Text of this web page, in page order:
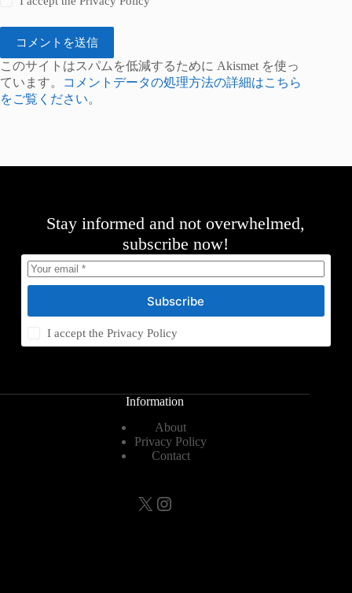
コメントを送信
このサイトはスパムを低減するために Akismet を使っ
ています。
コメントデータの処理方法の詳細はこちら
をご覧ください。
Stay informed and not overwhelmed,
subscribe now!
Subscribe
I accept thePrivacy Policy
Information
About
Privacy Policy
Contact
X Instagram